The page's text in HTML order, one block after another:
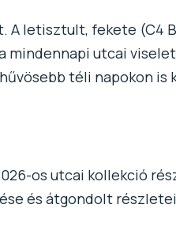
A letisztult, fekete (C4
mindennapi utcai
téli napokon is
os utcai kollekció
és átgondolt